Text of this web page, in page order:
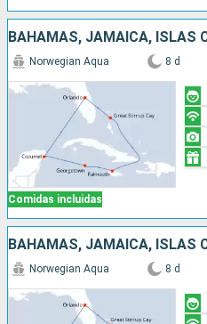
Comidas incluidas
Norwegian Aqua 8 d
Norwegian Aqua 8 d